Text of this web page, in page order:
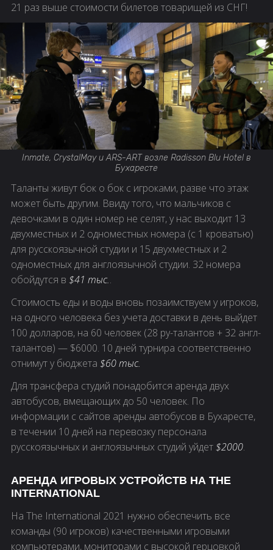
21 раз выше стоимости билетов товарищей из СНГ!
Inmate, CrystalMay и ARS-ART возле Radisson Blu Hotel в
Бухаресте
Таланты живут бок о бок с игроками, разве что этаж
может быть другим. Ввиду того, что мальчиков с
девочками в один номер не селят, у нас выходит 13
двухместных и 2 одноместных номера (с 1 кроватью)
для русскоязычной студии и 15 двухместных и 2
одноместных для англоязычной студии. 32 номера
обойдутся в $41 тыс..
Стоимость еды и воды вновь позаимствуем у игроков,
на одного человека без учета доставки в день выйдет
100 долларов, на 60 человек (28 ру-талантов + 32 англ-
талантов) — $6000. 10 дней турнира соответственно
отнимут у бюджета $60 тыс.
Для трансфера студий понадобится аренда двух
автобусов, вмещающих до 50 человек. По
информации с сайтов аренды автобусов в Бухаресте,
в течении 10 дней на перевозку персонала
русскоязычных и англоязычных студий уйдет$2000.
АРЕНДА ИГРОВЫХ УСТРОЙСТВ НА THE
INTERNATIONAL
На The International 2021 нужно обеспечить все
команды (90 игроков) качественными игровыми
компьютерами, мониторами с высокой герцовкой